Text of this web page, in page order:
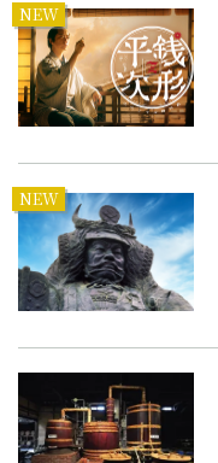
NEW
NEW